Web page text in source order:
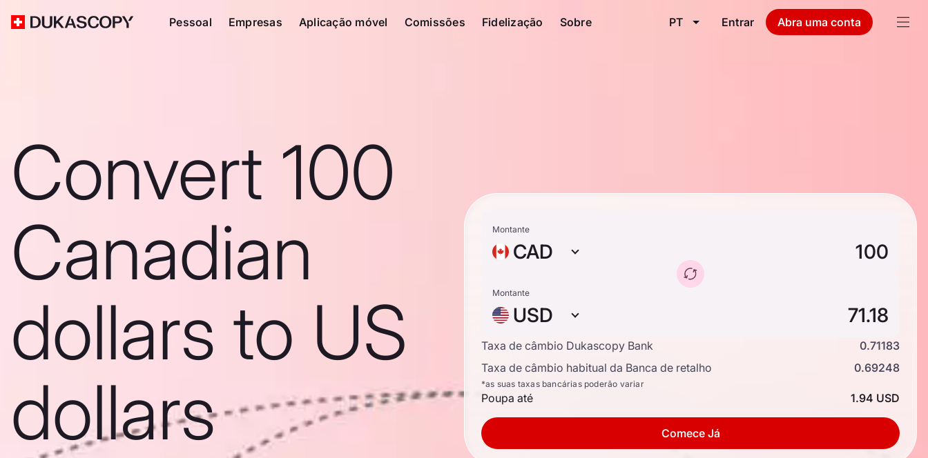
Pessoal Empresas Aplicação móvel Comissões Fidelização Sobre PT Entrar Abra uma conta
Convert 100
Canadian
dollars to US
dollars
Montante
CAD
Montante
USD
Taxa de câmbio Dukascopy Bank
0.71183
Taxa de câmbio habitual da Banca de retalho
0.69248
*as suas taxas bancárias poderão variar
Poupa até 1.94 USD
Comece Já